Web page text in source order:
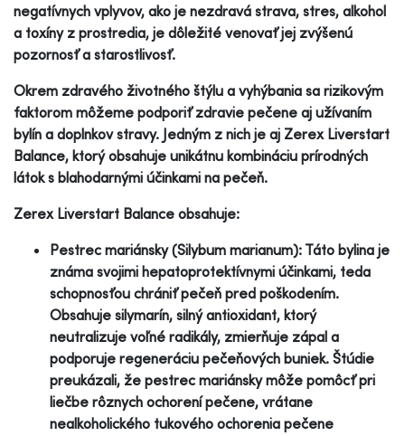
negatívnych vplyvov, ako je nezdravá strava, stres, alkohol
a toxíny z prostredia, je dôležité venovať jej zvýšenú
pozornosť a starostlivosť.
Okrem zdravého životného štýlu a vyhýbania sa rizikovým
faktorom môžeme podporiť zdravie pečene aj užívaním
bylín a doplnkov stravy. Jedným z nich je aj Zerex Liverstart
Balance, ktorý obsahuje unikátnu kombináciu prírodných
látok s blahodarnými účinkami na pečeň.
Zerex Liverstart Balance obsahuje:
Pestrec mariánsky (Silybum marianum): Táto bylina je
známa svojimi hepatoprotektívnymi účinkami, teda
schopnosťou chrániť pečeň pred poškodením.
Obsahuje silymarín, silný antioxidant, ktorý
neutralizuje voľné radikály, zmierňuje zápal a
podporuje regeneráciu pečeňových buniek. Štúdie
preukázali, že pestrec mariánsky môže pomôcť pri
liečbe rôznych ochorení pečene, vrátane
nealkoholického tukového ochorenia pečene